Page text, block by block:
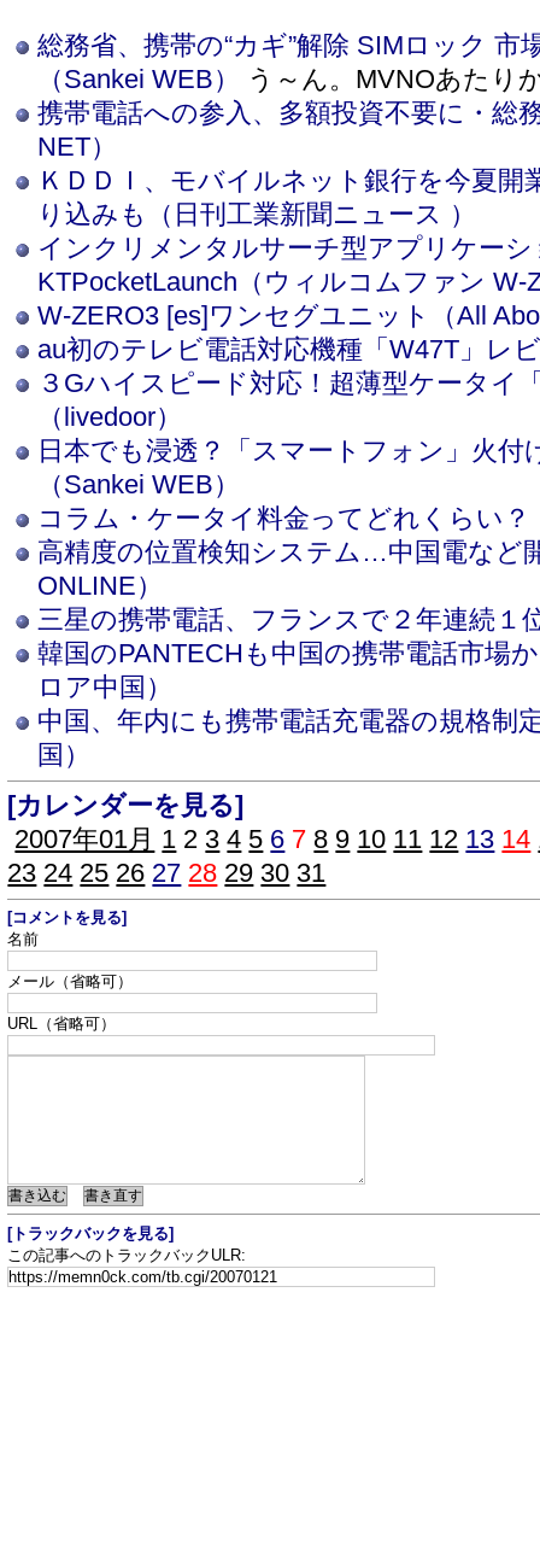
総務省、携帯の“カギ”解除 SIMロック 市
（Sankei WEB）
う～ん。MVNOあたり
携帯電話への参入、多額投資不要に・総
NET）
ＫＤＤＩ、モバイルネット銀行を今夏開
り込みも（日刊工業新聞ニュース ）
インクリメンタルサーチ型アプリケー
KTPocketLaunch（ウィルコムファン W-
W-ZERO3 [es]ワンセグユニット（All
au初のテレビ電話対応機種「W47T」レ
３Gハイスピード対応！超薄型ケータイ
（livedoor）
日本でも浸透？「スマートフォン」火付
（Sankei WEB）
コラム・ケータイ料金ってどれくらい？
高精度の位置検知システム…中国電など
ONLINE）
三星の携帯電話、フランスで２年連続１
韓国のPANTECHも中国の携帯電話市場
ロア中国）
中国、年内にも携帯電話充電器の規格制
国）
[カレンダーを見る]
2007年01月 1 2 3 4 5 6 7 8 9 10 11 12 13 14
23 24 25 26 27 28 29 30 31
[コメントを見る]
名前
メール（省略可）
URL（省略可）
[トラックバックを見る]
この記事へのトラックバックULR: